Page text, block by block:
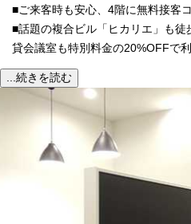
■ご来客時も安心、4階に無料接客
■話題の複合ビル「ヒカリエ」も徒
貸会議室も特別料金の20%OFFで利
...続きを読む